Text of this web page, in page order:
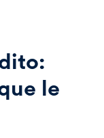
le